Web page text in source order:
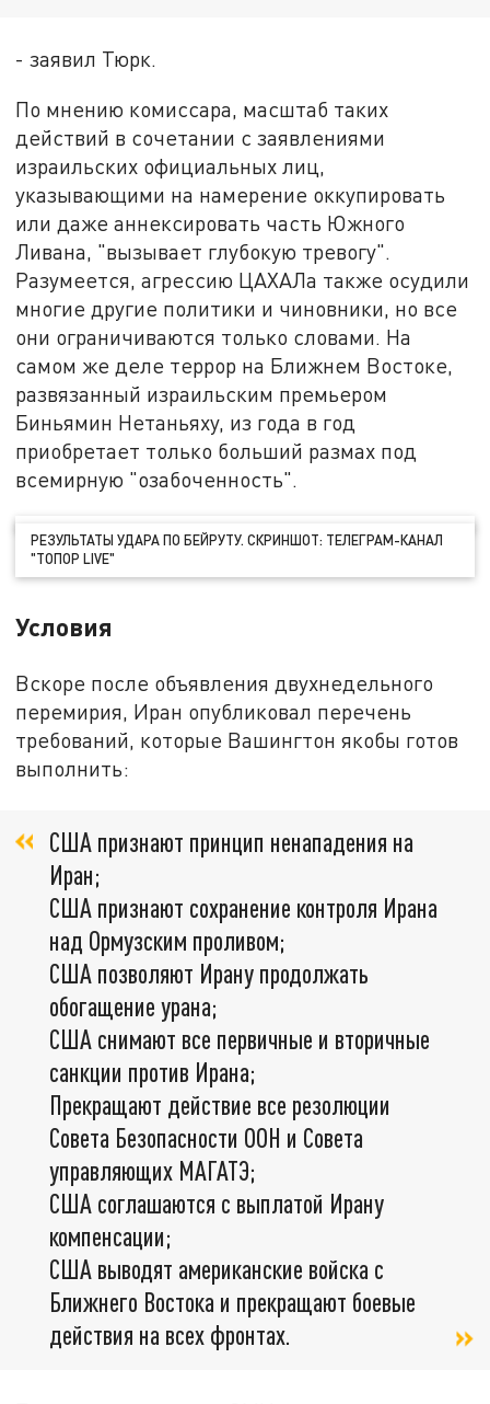
- заявил Тюрк.
По мнению комиссара, масштаб таких
действий в сочетании с заявлениями
израильских официальных лиц,
указывающими на намерение оккупировать
или даже аннексировать часть Южного
Ливана, "вызывает глубокую тревогу".
Разумеется, агрессию ЦАХАЛа также осудили
многие другие политики и чиновники, но все
они ограничиваются только словами. На
самом же деле террор на Ближнем Востоке,
развязанный израильским премьером
Биньямин Нетаньяху, из года в год
приобретает только больший размах под
всемирную "озабоченность".
РЕЗУЛЬТАТЫ УДАРА ПО БЕЙРУТУ. СКРИНШОТ: ТЕЛЕГРАМ-КАНАЛ
"ТОПОР LIVE"
Условия
Вскоре после объявления двухнедельного
перемирия, Иран опубликовал перечень
требований, которые Вашингтон якобы готов
выполнить:
США признают принцип ненападения на
Иран;
США признают сохранение контроля Ирана
над Ормузским проливом;
США позволяют Ирану продолжать
обогащение урана;
США снимают все первичные и вторичные
санкции против Ирана;
Прекращают действие все резолюции
Совета Безопасности ООН и Совета
управляющих МАГАТЭ;
США соглашаются с выплатой Ирану
компенсации;
США выводят американские войска с
Ближнего Востока и прекращают боевые
действия на всех фронтах.